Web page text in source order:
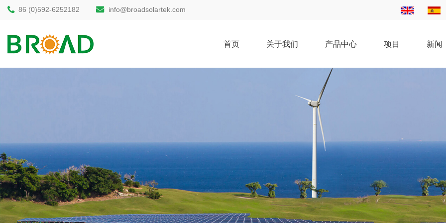
86 (0)592-6252182 info@broadsolartek.com
首页 关于我们 产品中心 项目 新闻